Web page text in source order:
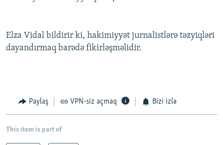
Elza Vidal bildirir ki, hakimiyyət jurnalistlərə təzyiqləri
dayandırmaq barədə fikirləşməlidir.
Paylaş VPN-siz açmaq Bizi izlə
This item is part of